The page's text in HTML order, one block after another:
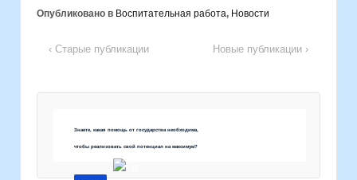
Опубликовано в Воспитательная работа, Новости
‹ Старые публикации Новые публикации ›
Знаете, какая помощь от государства необходима,
чтобы реализовать свой потенциал на максимум?